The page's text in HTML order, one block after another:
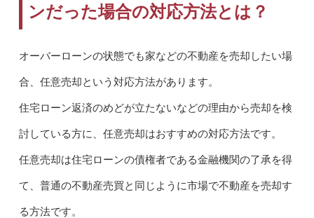
ンだった場合の対応方法とは？
オーバーローンの状態でも家などの不動産を売却したい場
合、任意売却という対応方法があります。
住宅ローン返済のめどが立たないなどの理由から売却を検
討している方に、任意売却はおすすめの対応方法です。
任意売却は住宅ローンの債権者である金融機関の了承を得
て、普通の不動産売買と同じように市場で不動産を売却す
る方法です。